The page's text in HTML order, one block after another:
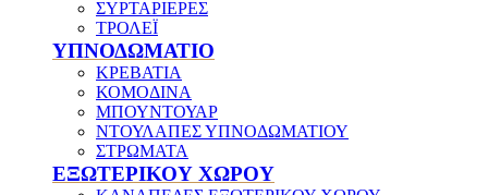
ΣΥΡΤΑΡΙΕΡΕΣ
ΤΡΟΛΕΪ
ΥΠΝΟΔΩΜΑΤΙΟ
ΚΡΕΒΑΤΙΑ
ΚΟΜΟΔΙΝΑ
ΜΠΟΥΝΤΟΥΑΡ
ΝΤΟΥΛΑΠΕΣ ΥΠΝΟΔΩΜΑΤΙΟΥ
ΣΤΡΩΜΑΤΑ
ΕΞΩΤΕΡΙΚΟΥ ΧΩΡΟΥ